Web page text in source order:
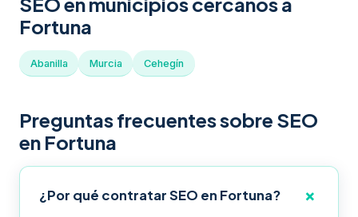
Fortuna
Abanilla Murcia Cehegín
Preguntas frecuentes sobre SEO
en Fortuna
¿Por qué contratar SEO en Fortuna?